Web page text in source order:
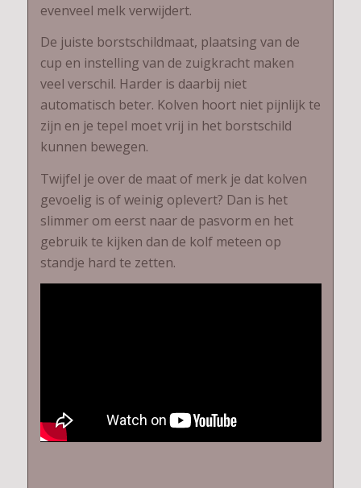
evenveel melk verwijdert.
De juiste borstschildmaat, plaatsing van de
cup en instelling van de zuigkracht maken
veel verschil. Harder is daarbij niet
automatisch beter. Kolven hoort niet pijnlijk te
zijn en je tepel moet vrij in het borstschild
kunnen bewegen.
Twijfel je over de maat of merk je dat kolven
gevoelig is of weinig oplevert? Dan is het
slimmer om eerst naar de pasvorm en het
gebruik te kijken dan de kolf meteen op
standje hard te zetten.